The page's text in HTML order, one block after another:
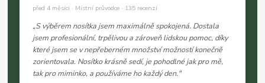
před 4 měsíci · Místní průvodce · 135 recenzí
„S výběrem nosítka jsem maximálně spokojená. Dostala
jsem profesionální, trpělivou a zároveň lidskou pomoc, díky
které jsem se v nepřeberném množství možností konečně
zorientovala. Nosítko krásně sedí, je pohodlné jak pro mě,
tak pro miminko, a používáme ho každý den."